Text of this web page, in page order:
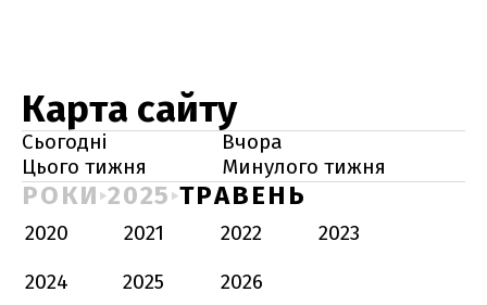
Карта сайту
Сьогодні
Вчора
Цього тижня
Минулого тижня
РОКИ 2025 ТРАВЕНЬ
2020 2021 2022
2023
2024
2025
2026